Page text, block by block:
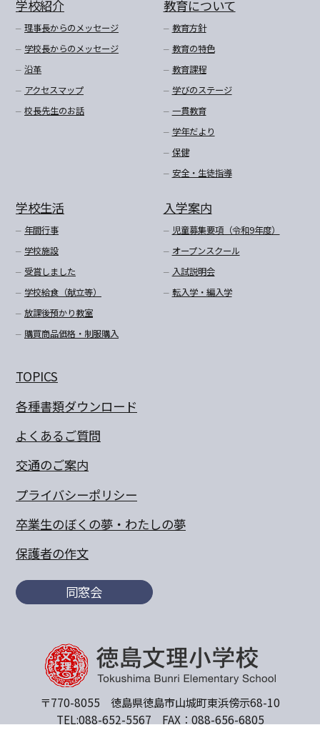
学校紹介
理事長からのメッセージ
学校長からのメッセージ
沿革
アクセスマップ
校長先生のお話
教育について
教育方針
教育の特色
教育課程
学びのステージ
一貫教育
学年だより
保健
安全・生徒指導
学校生活
年間行事
学校施設
受賞しました
学校給食（献立等）
放課後預かり教室
購買商品価格・制服購入
入学案内
児童募集要項（令和9年度）
オープンスクール
入試説明会
転入学・編入学
TOPICS
各種書類ダウンロード
よくあるご質問
交通のご案内
プライバシーポリシー
卒業生のぼくの夢・わたしの夢
保護者の作文
同窓会
〒770-8055 徳島県徳島市山城町東浜傍示68-10
TEL:088-652-5567 FAX：088-656-6805